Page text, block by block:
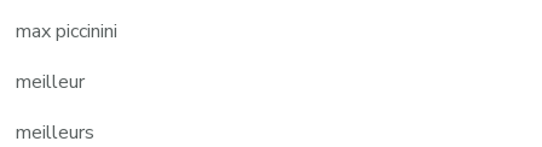
max piccinini
meilleur
meilleurs